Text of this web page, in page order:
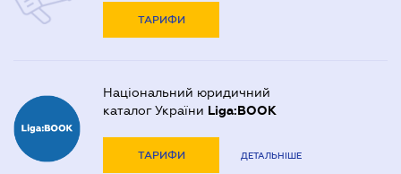
ТАРИФИ
Національний юридичний
каталог України Liga:BOOK
ТАРИФИ ДЕТАЛЬНІШЕ